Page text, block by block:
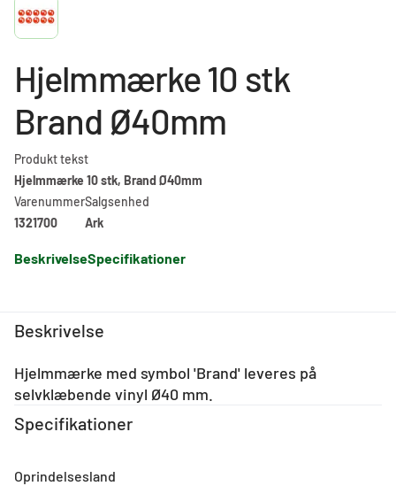
Hjelmmærke 10 stk
Brand Ø40mm
Produkt tekst
Hjelmmærke 10 stk, Brand Ø40mm
Varenummer
1321700
Salgsenhed
Ark
BeskrivelseSpecifikationer
Beskrivelse
Hjelmmærke med symbol 'Brand' leveres på
selvklæbende vinyl Ø40 mm.
Specifikationer
Oprindelsesland